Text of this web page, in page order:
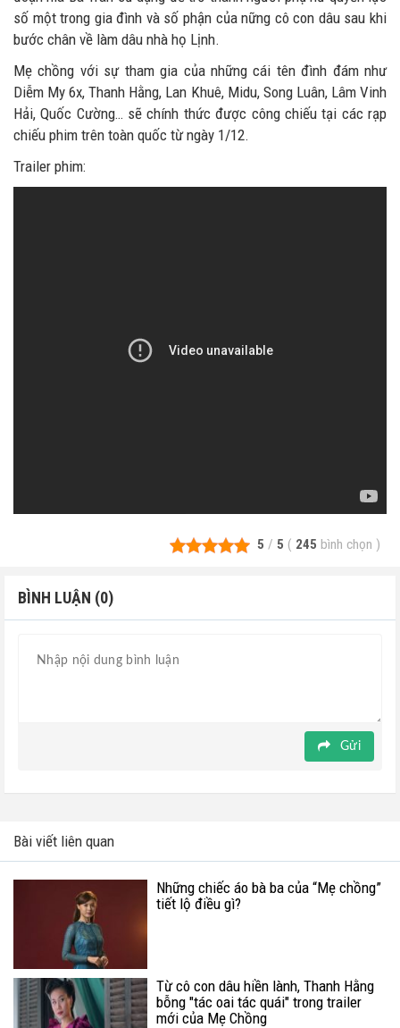
số một trong gia đình và số phận của nững cô con dâu sau khi
bước chân về làm dâu nhà họ Lịnh.
Mẹ chồng với sự tham gia của những cái tên đình đám như
Diễm My 6x, Thanh Hằng, Lan Khuê, Midu, Song Luân, Lâm Vinh
Hải, Quốc Cường… sẽ chính thức được công chiếu tại các rạp
chiếu phim trên toàn quốc từ ngày 1/12.
Trailer phim:
5 / 5 ( 245 bình chọn )
BÌNH LUẬN (0)
Gửi
Bài viết liên quan
Những chiếc áo bà ba của “Mẹ chồng”
tiết lộ điều gì?
Từ cô con dâu hiền lành, Thanh Hằng
bỗng "tác oai tác quái" trong trailer
mới của Mẹ Chồng